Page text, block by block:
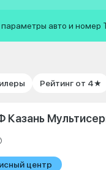
авто и номер
Рейтинг от 4★
Казань
центр